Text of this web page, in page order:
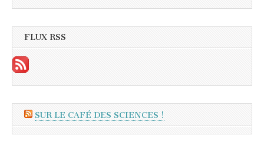
FLUX RSS
SUR LE CAFÉ DES SCIENCES !